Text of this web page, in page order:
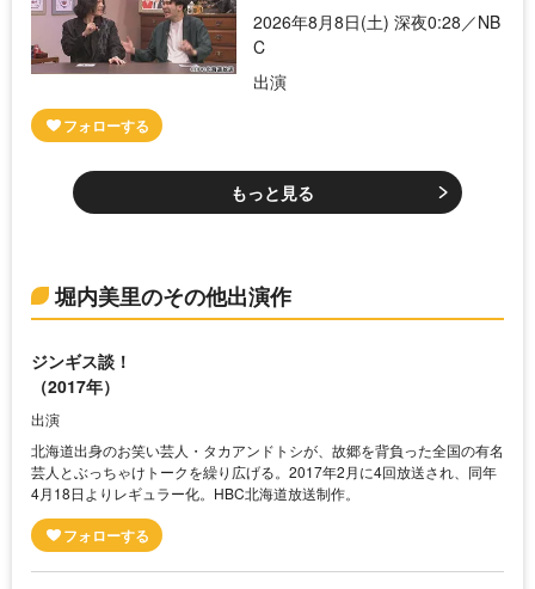
2026年8月8日(土) 深夜0:28／NB
C
出演
もっと見る
堀内美里のその他出演作
ジンギス談！
（2017年）
出演
北海道出身のお笑い芸人・タカアンドトシが、故郷を背負った全国の有名
芸人とぶっちゃけトークを繰り広げる。2017年2月に4回放送され、同年
4月18日よりレギュラー化。HBC北海道放送制作。